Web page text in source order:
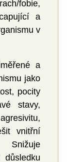
fobie,
a
v
a
jako
pocity
stavy,
vnitřní
Snižuje